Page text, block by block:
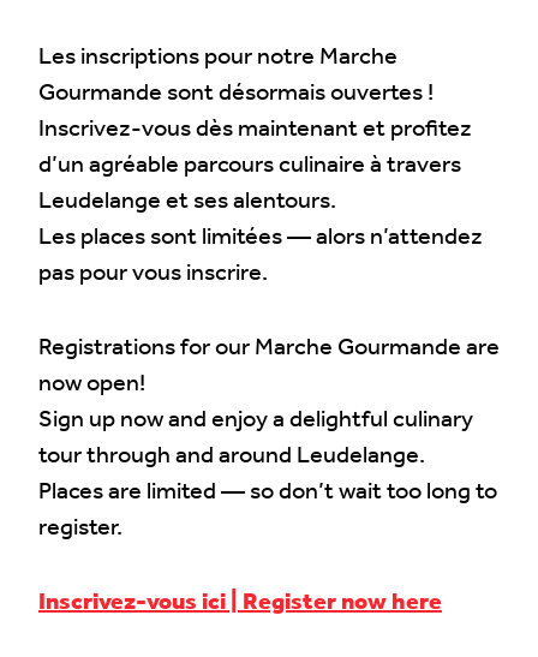
Les inscriptions pour notre Marche
Gourmande sont désormais ouvertes !
Inscrivez-vous dès maintenant et profitez
d’un agréable parcours culinaire à travers
Leudelange et ses alentours.
Les places sont limitées — alors n’attendez
pas pour vous inscrire.
Registrations for our Marche Gourmande are
now open!
Sign up now and enjoy a delightful culinary
tour through and around Leudelange.
Places are limited — so don’t wait too long to
register.
Inscrivez-vous ici | Register now here